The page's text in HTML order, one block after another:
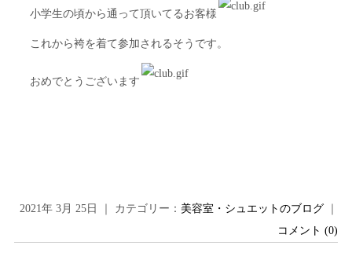
小学生の頃から通って頂いてるお客様
これから袴を着て参加されるそうです。
おめでとうございます
2021年 3月 25日 ｜ カテゴリー： 美容室・シュエットのブログ
コメント (0)